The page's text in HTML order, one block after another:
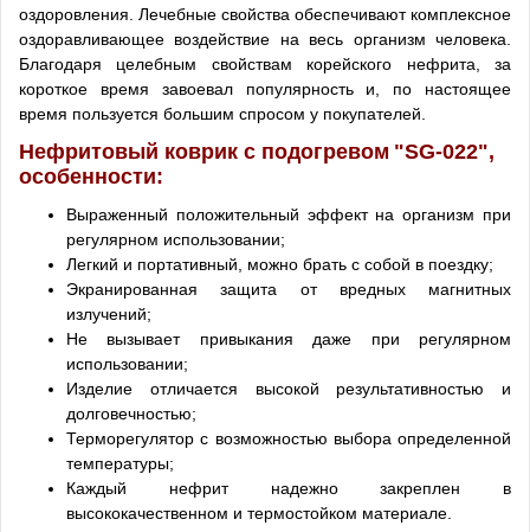
оздоровления. Лечебные свойства обеспечивают комплексное
оздоравливающее воздействие на весь организм человека.
Благодаря целебным свойствам корейского нефрита, за
короткое время завоевал популярность и, по настоящее
время пользуется большим спросом у покупателей.
Нефритовый коврик с подогревом "SG-022",
особенности:
Выраженный положительный эффект на организм при
регулярном использовании;
Легкий и портативный, можно брать с собой в поездку;
Экранированная защита от вредных магнитных
излучений;
Не вызывает привыкания даже при регулярном
использовании;
Изделие отличается высокой результативностью и
долговечностью;
Терморегулятор с возможностью выбора определенной
температуры;
Каждый нефрит надежно закреплен в
высококачественном и термостойком материале.